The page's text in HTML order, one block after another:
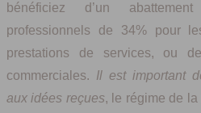
bénéficiez d’un
professionnels de 34% pour
prestations de services, ou
commerciales. Il est important
aux idées reçues, le régime de